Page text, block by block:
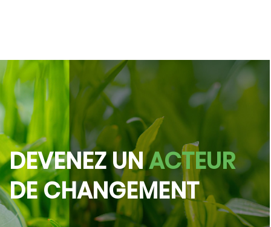
DEVENEZ UNACTEUR
DE CHANGEMENT